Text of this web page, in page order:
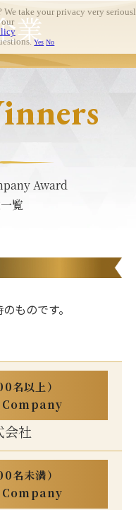
業
Award
覧
ものです。
名以上）
会社
名未満）
take your privacy very
our
Yes No